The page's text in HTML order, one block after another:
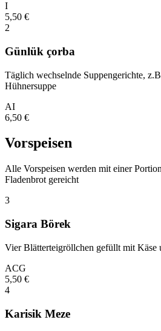
I
5,50 €
2
Günlük çorba
Täglich wechselnde Suppengerichte,
Hühnersuppe
AI
6,50 €
Vorspeisen
Alle Vorspeisen werden mit einer
Fladenbrot gereicht
3
Sigara Börek
Vier Blätterteigröllchen gefüllt mit Käse
ACG
5,50 €
4
Karisik Meze